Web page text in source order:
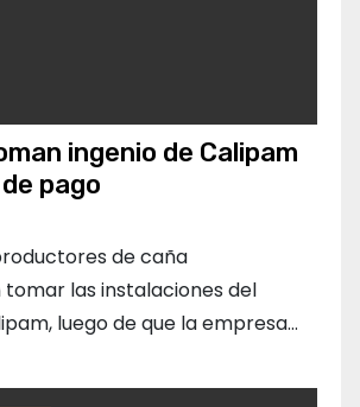
ingenio de Calipam
pago
de caña
las instalaciones del
luego de que la empresa…